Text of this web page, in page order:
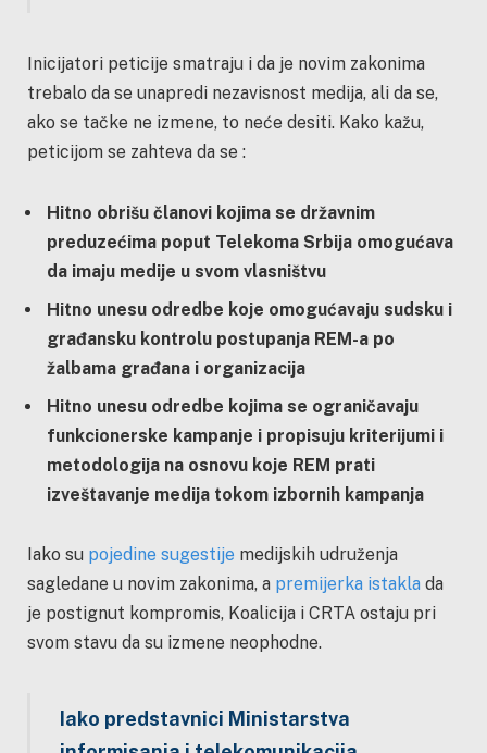
Inicijatori peticije smatraju i da je novim zakonima
trebalo da se unapredi nezavisnost medija, ali da se,
ako se tačke ne izmene, to neće desiti. Kako kažu,
peticijom se zahteva da se :
Hitno obrišu članovi kojima se državnim
preduzećima poput Telekoma Srbija omogućava
da imaju medije u svom vlasništvu
Hitno unesu odredbe koje omogućavaju sudsku i
građansku kontrolu postupanja REM-a po
žalbama građana i organizacija
Hitno unesu odredbe kojima se ograničavaju
funkcionerske kampanje i propisuju kriterijumi i
metodologija na osnovu koje REM prati
izveštavanje medija tokom izbornih kampanja
Iako su pojedine sugestije medijskih udruženja
sagledane u novim zakonima, a premijerka istakla da
je postignut kompromis, Koalicija i CRTA ostaju pri
svom stavu da su izmene neophodne.
Iako predstavnici Ministarstva